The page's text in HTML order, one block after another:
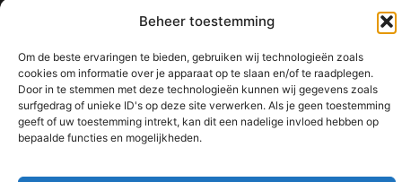
Beheer toestemming
Om de beste ervaringen te bieden, gebruiken wij technologieën zoals
cookies om informatie over je apparaat op te slaan en/of te raadplegen.
Door in te stemmen met deze technologieën kunnen wij gegevens zoals
surfgedrag of unieke ID's op deze site verwerken. Als je geen toestemming
geeft of uw toestemming intrekt, kan dit een nadelige invloed hebben op
bepaalde functies en mogelijkheden.
informatie